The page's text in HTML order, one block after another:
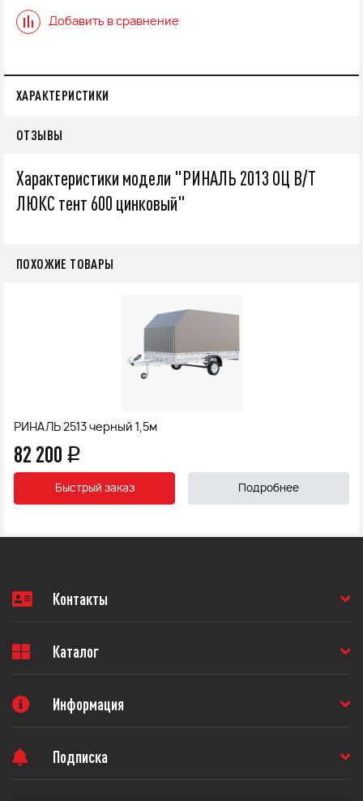
Добавить в сравнение
ХАРАКТЕРИСТИКИ
ОТЗЫВЫ
Характеристики модели "РИНАЛЬ 2013 ОЦ В/Т
ЛЮКС тент 600 цинковый"
ПОХОЖИЕ ТОВАРЫ
РИНАЛЬ 2513 черный 1,5м
82 200 q
Быстрый заказ Подробнее
Контакты
Каталог
Информация
Подписка